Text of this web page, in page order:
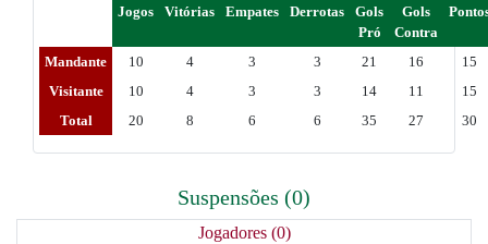
Jogos Vitórias Empates Derrotas
Gols
Pró
Gols
Contra
Mandante 10 4 3 3 21 16
15
Visitante
10 4 3 3 14 11
15
Total
20 8 6 6 35 27 30
Suspensões (0)
Jogadores (0)